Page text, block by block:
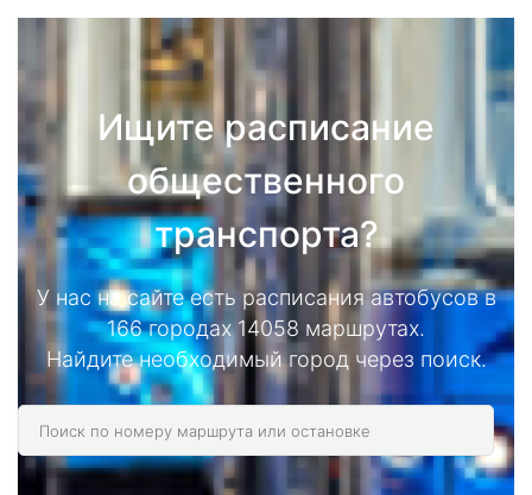
Ищите расписание
общественного
транспорта?
У нас на сайте есть расписания автобусов в
166 городах 14058 маршрутах.
Найдите необходимый город через поиск.